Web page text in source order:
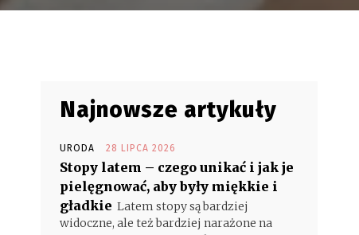
Najnowsze artykuły
URODA 28 LIPCA 2026
Stopy latem – czego unikać i jak je
pielęgnować, aby były miękkie i
gładkie Latem stopy są bardziej
widoczne, ale też bardziej narażone na